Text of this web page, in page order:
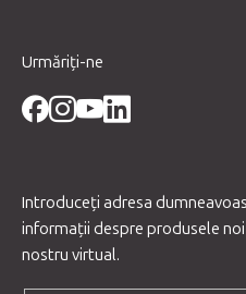
Urmăriți-ne
Introduceţi adresa
informaţii despre produsele
nostru virtual.